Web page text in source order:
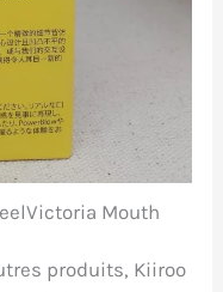
Mouth
produits, Kiiroo